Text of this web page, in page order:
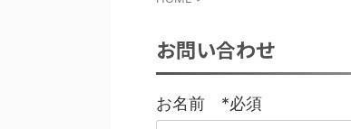
お問い合わせ
お名前 *必須